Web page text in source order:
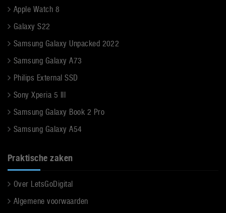
Apple Watch 8
Galaxy S22
Samsung Galaxy Unpacked 2022
Samsung Galaxy A73
Philips External SSD
Sony Xperia 5 III
Samsung Galaxy Book 2 Pro
Samsung Galaxy A54
Praktische zaken
Over LetsGoDigital
Algemene voorwaarden